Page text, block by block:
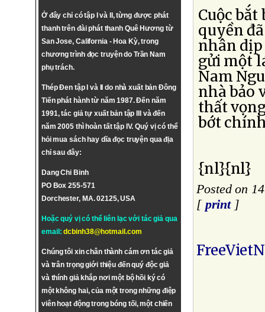
Ở đây chỉ có tập I và II, từng được phát
thanh trên đài phát thanh Quê Hương từ
San Jose, California - Hoa Kỳ, trong
chương trình đọc truyện do Trần Nam
phụ trách.
Thép Đen tập I và II do nhà xuất bản Đông
Tiến phát hành từ năm 1987. Đến năm
1991, tác giả tự xuất bản tập III và đến
năm 2005 thì hoàn tất tập IV. Quý vị có thể
hỏi mua sách hay dĩa đọc truyện qua địa
chỉ sau đây:
Dang Chi Binh
PO Box 255-571
Dorchester, MA. 02125, USA
Hoặc quý vị có thể liên lạc với tác giả qua
email:dcbinh38@hotmail.com
Chúng tôi xin chân thành cám ơn tác giả
và trân trọng giới thiệu đến quý độc giả
và thính giả khắp nơi một bộ hồi ký có
một không hai, của một trong những điệp
viên hoạt động trong bóng tối, một chiến
Cuộc
quyền
nhân dịp
gửi một
Nam
nhà bảo
thất
bớt
{nl}{nl}
Posted on
[ print]